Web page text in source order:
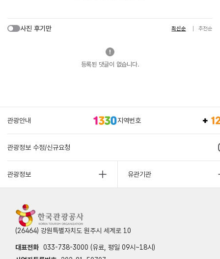
사진 후기만 최신순 추천순
등록된 댓글이 없습니다.
관광안내 지역번호
관광정보 수정/신규요청
관광정보 유관기관
(26464) 강원특별자치도 원주시 세계로 10
대표전화 033-738-3000 (유료, 평일 09시~18시)